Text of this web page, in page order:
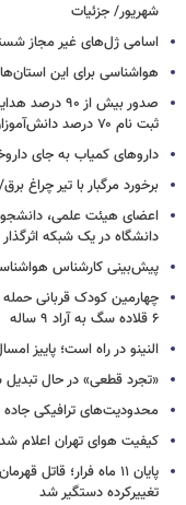
شهریور/ جزئیات
اسامی ژل‌های غیر مجاز
هواشناسی برای این
صدور بیش از
ثبت نام ۷۰ درصد دانش‌آموزان متوسطه اول
داروهای کمیاب به جای
برخورد مرگبار با تیر چراغ
اعضای هیئت علمی،
دانشگاه در یک شبکه‌ اثرگذار
پیش‌بینی کارشناس
چهارمین کودک قربانی
۶ قلاده سگ به آراد ۹ ساله
النینو در راه است؛ پاییز
«تجرد قطعی» در حال
محدودیت‌های ترافیکی
کیفیت هوای تهران اعلام شد
پایان ۱۱ ماه فرار؛ قاتل
تغییرکرده دستگیر شد